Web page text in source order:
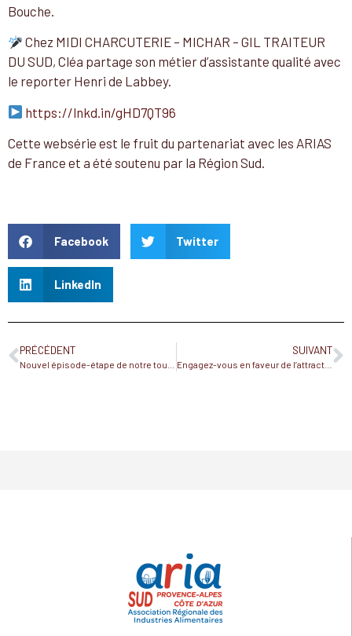
Bouche.
Chez MIDI CHARCUTERIE – MICHAR – GIL TRAITEUR
DU SUD, Cléa partage son métier d’assistante qualité avec
le reporter Henri de Labbey.
https://lnkd.in/gHD7QT96
Cette websérie est le fruit du partenariat avec les ARIAS
de France et a été soutenu par la Région Sud.
Facebook Twitter
LinkedIn
PRÉCÉDENT SUIVANT
Engagez-vous en faveur de l’attractivité des métiers de l’agroalimentaire sur votre territoire